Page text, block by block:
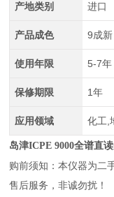
产地类别 进口
产品成色 9成新
使用年限 5-7年
保修期限 1年
应用领域 化工,
岛津ICPE 9000全谱直
购前须知：本仪器为二
售后服务，非诚勿扰！